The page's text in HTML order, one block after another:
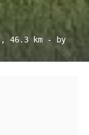
, 46.3 km - by